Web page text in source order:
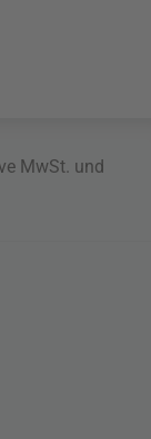
MwSt. und